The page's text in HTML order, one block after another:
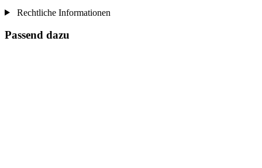
Rechtliche Informationen
Passend dazu